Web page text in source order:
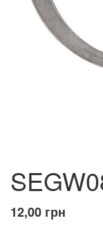
12,00 грн